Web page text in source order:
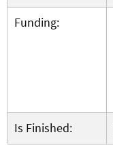
Funding:
Is Finished: